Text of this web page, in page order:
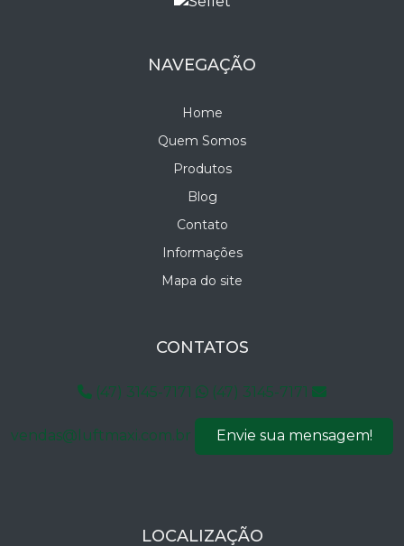
NAVEGAÇÃO
Home
Quem Somos
Produtos
Blog
Contato
Informações
Mapa do site
CONTATOS
(47) 3145-7171 (47) 3145-7171
vendas@luftmaxi.com.br Envie sua mensagem!
LOCALIZAÇÃO